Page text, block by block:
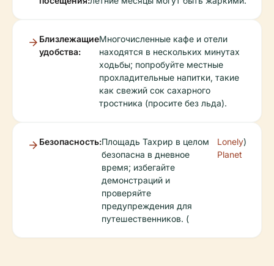
Близлежащие
удобства:
Многочисленные кафе и отели
находятся в нескольких минутах
ходьбы; попробуйте местные
прохладительные напитки, такие
как свежий сок сахарного
тростника (просите без льда).
Безопасность:Площадь Тахрир в целом
безопасна в дневное
время; избегайте
демонстраций и
проверяйте
предупреждения для
путешественников. (
Lonely
Planet
)